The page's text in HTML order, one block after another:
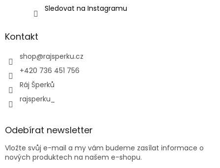
Sledovat na Instagramu
Kontakt
shop@rajsperku.cz
+420 736 451 756
Ráj Šperků
rajsperku_
Odebírat newsletter
Vložte svůj e-mail a my vám budeme zasílat informace o
nových produktech na našem e-shopu.